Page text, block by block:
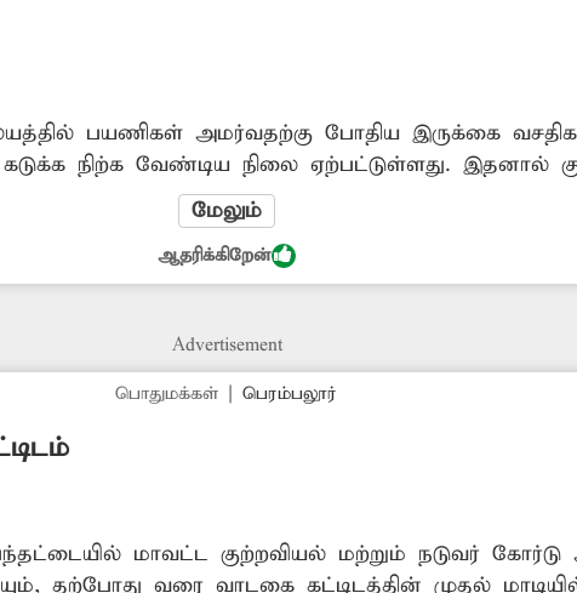
பயணிகள் அமர்வதற்கு போதிய இருக்கை
நிற்க வேண்டிய நிலை ஏற்பட்டுள்ளது. இதனால்
உள்ளிட்ட பயணிகள் வேறு வழியின்றி பஸ்
நிலைக்கு உள்ளாகின்றனர். எனவே, பயணிகள் நலன்
வசதிகளை ஏற்படுத்த சம்பந்தப்பட்ட அதிகாரிகள்
மேலும்
ஆதரிக்கிறேன்
Advertisement
பொதுமக்கள் |பெரம்பலூர்
மாவட்ட குற்றவியல் மற்றும் நடுவர் கோர்டு
தற்போது வரை வாடகை கட்டிடத்தின் முதல்